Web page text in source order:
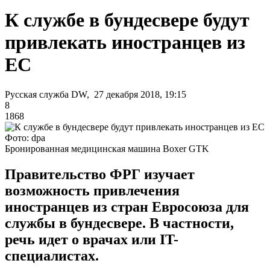
К службе в бундесвере будут
привлекать иностранцев из
ЕС
Русская служба DW, 27 декабря 2018, 19:15
8
1868
Фото: dpa
Бронированная медицинская машина Boxer GTK
Правительство ФРГ изучает
возможность привлечения
иностранцев из стран Евросоюза для
службы в бундесвере. В частности,
речь идет о врачах или IT-
специалистах.